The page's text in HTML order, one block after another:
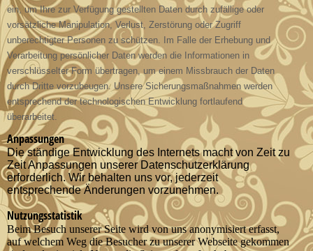
ein, um Ihre zur Verfügung gestellten Daten durch zufällige oder
vorsätzliche Manipulation, Verlust, Zerstörung oder Zugriff
unberechtigter Personen zu schützen. Im Falle der Erhebung und
Verarbeitung persönlicher Daten werden die Informationen in
verschlüsselter Form übertragen, um einem Missbrauch der Daten
durch Dritte vorzubeugen. Unsere Sicherungsmaßnahmen werden
entsprechend der technologischen Entwicklung fortlaufend
überarbeitet.
Anpassungen
Die ständige Entwicklung des Internets macht von Zeit zu
Zeit Anpassungen unserer Datenschutzerklärung
erforderlich. Wir behalten uns vor, jederzeit
entsprechende Änderungen vorzunehmen.
Nutzungsstatistik
Beim Besuch unserer Seite wird von uns anonymisiert erfasst,
auf welchem Weg die Besucher zu unserer Webseite gekommen